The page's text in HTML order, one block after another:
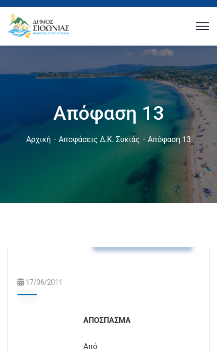
Απόφαση 13
Αρχική Αποφάσεις Δ.Κ. Συκιάς Απόφαση 13
17/06/2011
ΑΠΟΣΠΑΣΜΑ
Από